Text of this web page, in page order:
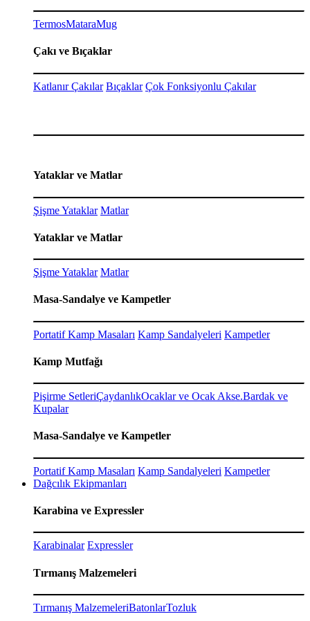
TermosMataraMug
Çakı ve Bıçaklar
Katlanır Çakılar Bıçaklar Çok Fonksiyonlu Çakılar
Yataklar ve Matlar
Şişme Yataklar Matlar
Yataklar ve Matlar
Şişme Yataklar Matlar
Masa-Sandalye ve Kampetler
Portatif Kamp Masaları Kamp Sandalyeleri Kampetler
Kamp Mutfağı
Pişirme SetleriÇaydanlıkOcaklar ve Ocak Akse.Bardak ve
Kupalar
Masa-Sandalye ve Kampetler
Portatif Kamp Masaları Kamp Sandalyeleri Kampetler
Dağcılık Ekipmanları
Karabina ve Expressler
Karabinalar Expressler
Tırmanış Malzemeleri
Tırmanış MalzemeleriBatonlarTozluk